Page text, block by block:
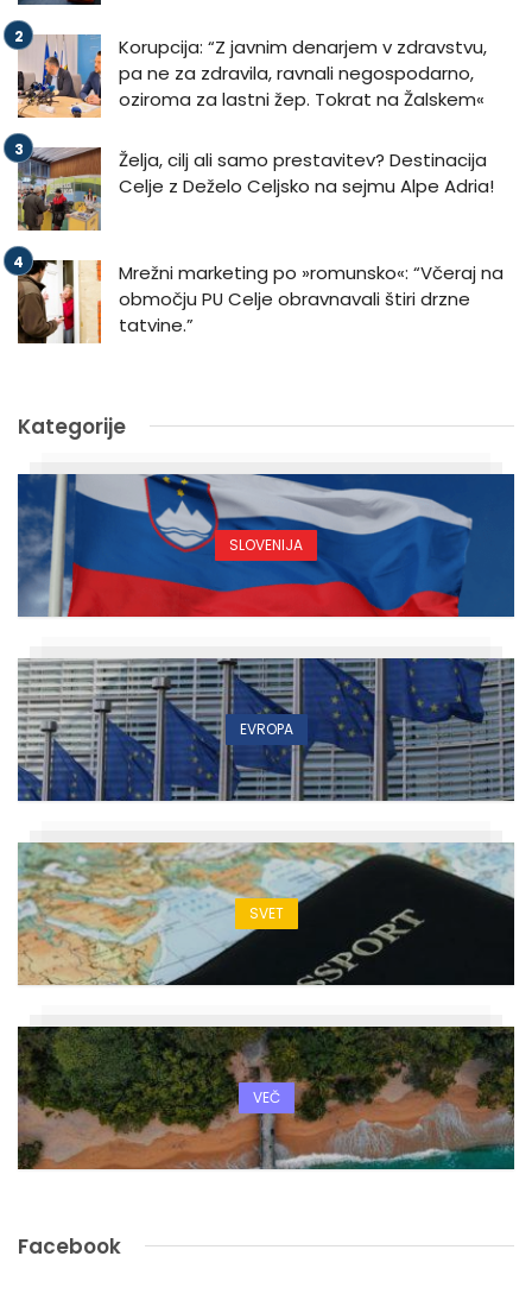
Korupcija: “Z javnim denarjem v zdravstvu,
pa ne za zdravila, ravnali negospodarno,
oziroma za lastni žep. Tokrat na Žalskem«
Želja, cilj ali samo prestavitev? Destinacija
Celje z Deželo Celjsko na sejmu Alpe Adria!
Mrežni marketing po »romunsko«: “Včeraj na
območju PU Celje obravnavali štiri drzne
tatvine.”
Kategorije
SLOVENIJA
EVROPA
SVET
VEČ
Facebook